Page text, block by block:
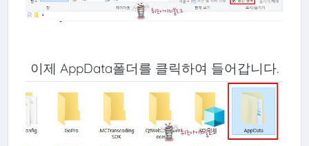
이제 AppData폴더를 클릭하여 들어갑니다.